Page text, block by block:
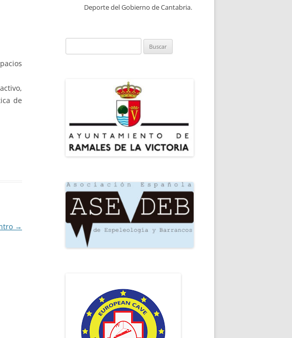
de
→
Deporte del Gobierno de Cantabria.